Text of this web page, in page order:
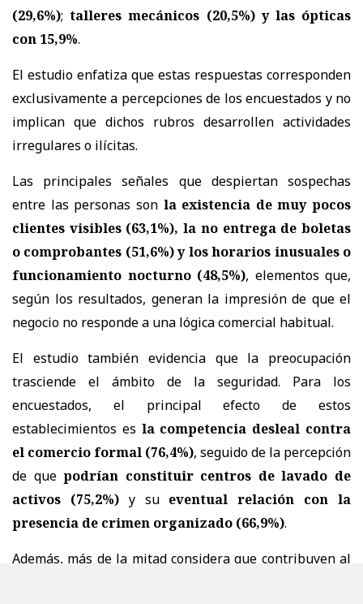
(29,6%);talleres mecánicos (20,5%) y las ópticas
con 15,9%.
El estudio enfatiza que estas respuestas corresponden
exclusivamente a percepciones de los encuestados y no
implican que dichos rubros desarrollen actividades
irregulares o ilícitas.
Las principales señales que despiertan sospechas
entre las personas son la existencia de muy pocos
clientes visibles (63,1%), la no entrega de boletas
o comprobantes (51,6%) y los horarios inusuales o
funcionamiento nocturno (48,5%), elementos que,
según los resultados, generan la impresión de que el
negocio no responde a una lógica comercial habitual.
El estudio también evidencia que la preocupación
trasciende el ámbito de la seguridad. Para los
encuestados, el principal efecto de estos
establecimientos es la competencia desleal contra
el comercio formal (76,4%), seguido de la percepción
de quepodrían constituir centros de lavado de
activos (75,2%)y su eventual relación con la
presencia de crimen organizado (66,9%).
Además, más de la mitad considera que contribuyen al